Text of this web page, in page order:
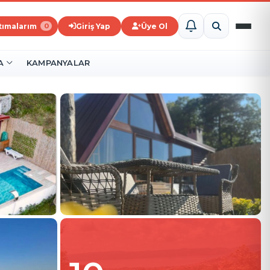
0 Giriş Yap Üye Ol
KAMPANYALAR